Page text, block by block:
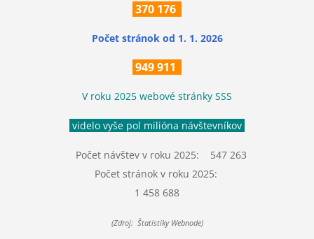
370 176
Počet stránok od 1. 1. 2026
949 911
V roku 2025 webové stránky SSS
videlo vyše pol milióna návštevníkov
Počet návštev v roku 2025: 547 263
Počet stránok v roku 2025:
1 458 688
(Zdroj: Štatistiky Webnode)